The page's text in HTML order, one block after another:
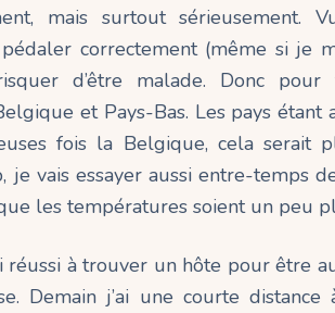
mais surtout
correctement (même si je
d’être malade. Donc
et Pays-Bas. Les pays étant
fois la Belgique, cela serait
je vais essayer aussi entre-temps
les températures soient un peu
réussi à trouver un hôte pour être
Demain j’ai une courte